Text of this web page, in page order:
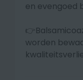
en evengoed
worden